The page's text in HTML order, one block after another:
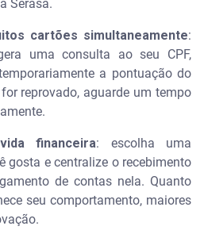
Serasa.
cartões simultaneamente:
uma consulta ao seu CPF,
a pontuação do
for reprovado, aguarde um tempo
financeira: escolha uma
gosta e centralize o recebimento
de contas nela. Quanto
seu comportamento, maiores